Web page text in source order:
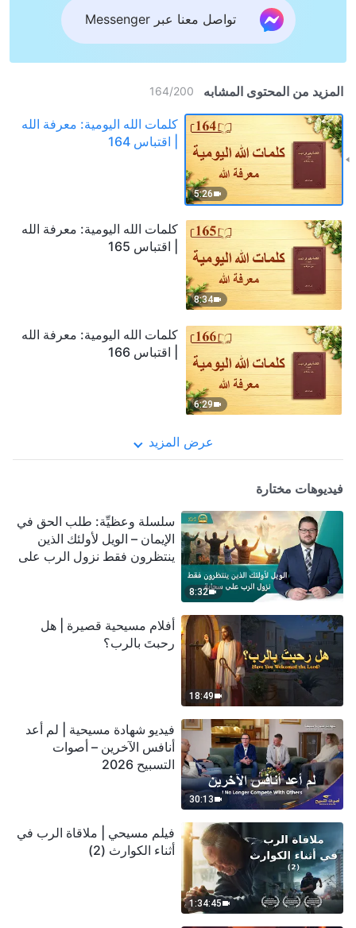
تواصل معنا عبر Messenger
المزيد من المحتوى المشابه 164/200
5:26
كلمات الله اليومية: معرفة الله
| اقتباس 164
8:34
كلمات الله اليومية: معرفة الله
| اقتباس 165
6:29
كلمات الله اليومية: معرفة الله
| اقتباس 166
عرض المزيد
فيديوهات مختارة
8:32
سلسلة وعظيِّة: طلب الحق في
الإيمان – الويل لأولئك الذين
ينتظرون فقط نزول الرب على
18:49
أفلام مسيحية قصيرة | هل
رحبتَ بالرب؟
30:13
فيديو شهادة مسيحية | لم أعد
أنافس الآخرين – أصوات
التسبيح 2026
1:34:45
فيلم مسيحي | ملاقاة الرب في
أثناء الكوارث (2)